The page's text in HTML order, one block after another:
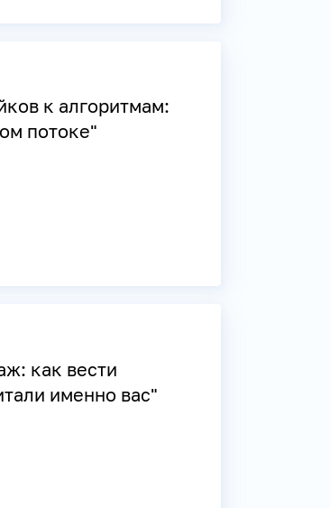
к алгоритмам:
потоке"
как вести
именно вас"